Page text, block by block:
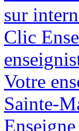
sur
Clic
Votre
Sainte-